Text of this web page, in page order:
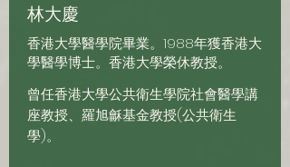
林大慶
香港大學醫學院畢業。1988年獲香港大
學醫學博士。香港大學榮休教授。
曾任香港大學公共衛生學院社會醫學講
座教授、羅旭龢基金教授(公共衛生
學)。